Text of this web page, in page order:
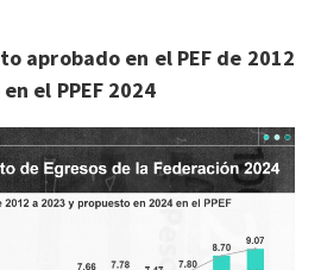
aprobado en el PEF de 2012
el PPEF 2024